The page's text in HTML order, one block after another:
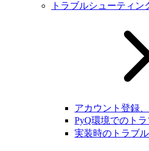
トラブルシューティン
アカウント登録
PyQ環境でのト
実装時のトラブル